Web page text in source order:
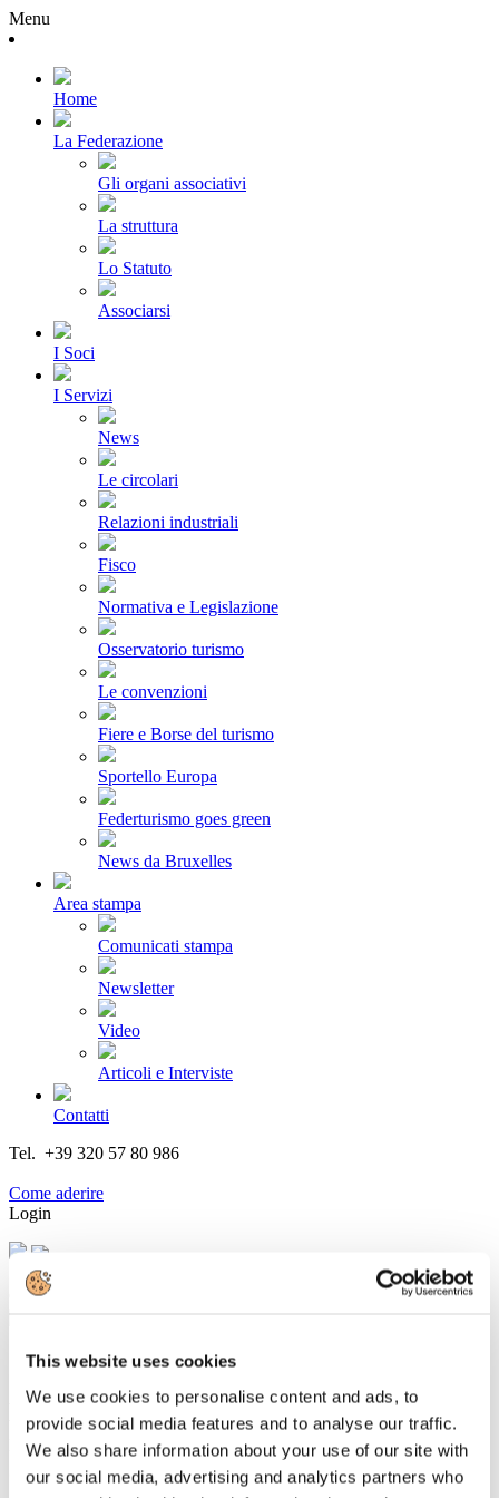
This website uses cookies
We use cookies to personalise content and ads, to
provide social media features and to analyse our traffic.
We also share information about your use of our site with
our social media, advertising and analytics partners who
Menu
Home
La Federazione
Gli organi associativi
La struttura
Lo Statuto
Associarsi
I Soci
I Servizi
News
Le circolari
Relazioni industriali
Fisco
Normativa e Legislazione
Osservatorio turismo
Le convenzioni
Fiere e Borse del turismo
Sportello Europa
Federturismo goes green
News da Bruxelles
Area stampa
Comunicati stampa
Newsletter
Video
Articoli e Interviste
Contatti
Tel. +39 320 57 80 986
Come aderire
Login
Cerca...
Lalli (Federturismo): ripartiamo da un
modello di turismo più vicino ai territori
e meno invasivo